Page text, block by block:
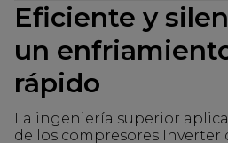
Eficiente y
un
rápido
La ingeniería superior
de los compresores Inverter